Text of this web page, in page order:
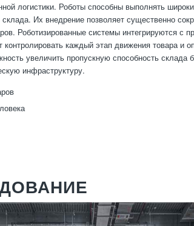
логистики. Роботы способны выполнять
Их внедрение позволяет существенно
Роботизированные системы интегрируются с
каждый этап движения товара и
увеличить пропускную способность склада
инфраструктуру.